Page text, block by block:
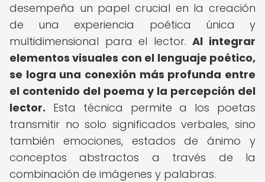
desempeña un papel crucial en la creación
de una experiencia poética única y
multidimensional para el lector.Al integrar
elementos visuales con el lenguaje poético,
se logra una conexión más profunda entre
el contenido del poema y la percepción del
lector. Esta técnica permite a los poetas
transmitir no solo significados verbales, sino
también emociones, estados de ánimo y
conceptos abstractos a través de la
combinación de imágenes y palabras.